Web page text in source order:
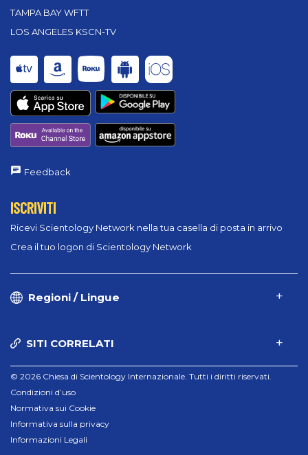
TAMPA BAY WFTT
LOS ANGELES KSCN-TV
Feedback
ISCRIVITI
Ricevi Scientology Network nella tua casella di posta in arrivo
Crea il tuo logon di Scientology Network
Regioni / Lingue
SITI CORRELATI
© 2026 Chiesa di Scientology Internazionale. Tutti i diritti riservati.
Condizioni d’uso
Normativa sui Cookie
Informativa sulla privacy
Informazioni Legali